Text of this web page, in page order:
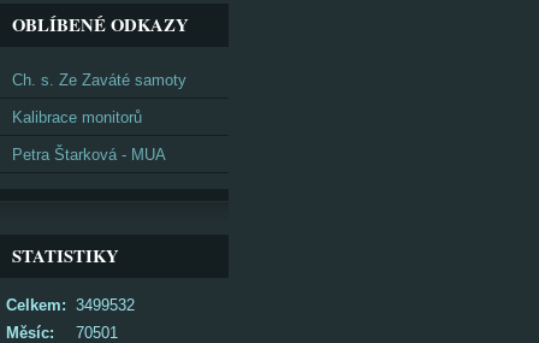
OBLÍBENÉ ODKAZY
Ch. s. Ze Zaváté samoty
Kalibrace monitorů
Petra Štarková - MUA
STATISTIKY
Celkem: 3499532
Měsíc:
70501